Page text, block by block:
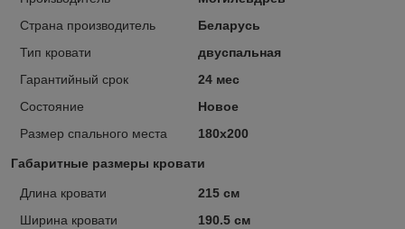
Страна производитель
Беларусь
Тип кровати
двуспальная
Гарантийный срок
24 мес
Состояние
Новое
Размер спального места
180х200
Габаритные размеры кровати
Длина кровати
215 см
Ширина кровати
190.5 см